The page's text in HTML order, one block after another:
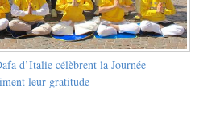
d’Italie célèbrent la Journée
leur gratitude